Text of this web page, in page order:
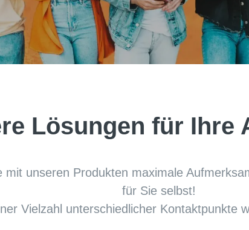
Lösungen für Ihre
unseren Produkten maximale
für Sie selbst!
Vielzahl unterschiedlicher Kontaktpunkte